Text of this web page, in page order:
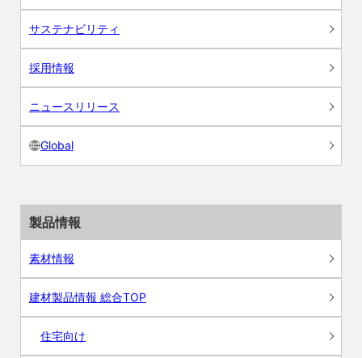
サステナビリティ
採用情報
ニュースリリース
Global
製品情報
素材情報
建材製品情報 総合TOP
住宅向け